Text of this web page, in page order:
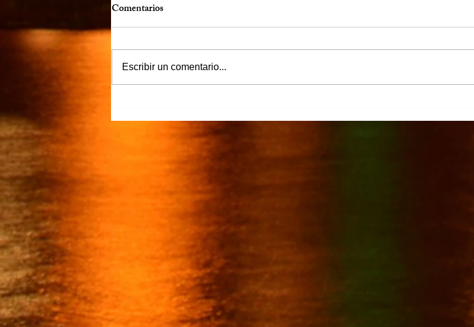
familiares y amigos
caña afectados por el cierre del
Comentarios
Escribir un comentario...